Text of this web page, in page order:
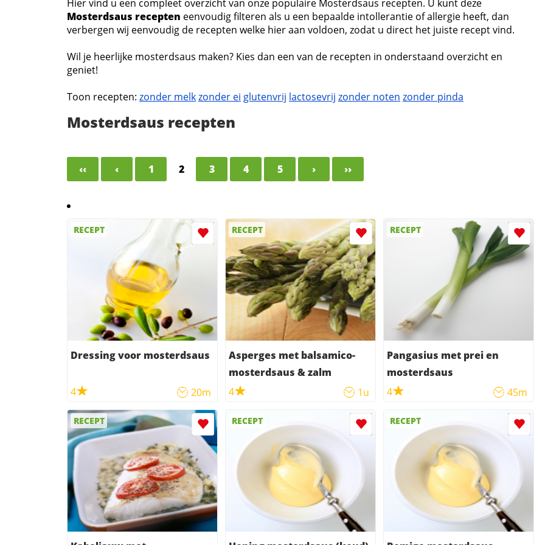
Hier vind u een compleet overzicht van onze populaire Mosterdsaus recepten. U kunt deze
Mosterdsaus recepten eenvoudig filteren als u een bepaalde intollerantie of allergie heeft, dan
verbergen wij eenvoudig de recepten welke hier aan voldoen, zodat u direct het juiste recept vind.
Wil je heerlijke mosterdsaus maken? Kies dan een van de recepten in onderstaand overzicht en
geniet!
Toon recepten: zonder melkzonder ei glutenvrij lactosevrij zonder noten zonder pinda
Mosterdsaus recepten
‹‹ ‹ 1 2 3 4 5 › ››
RECEPT
Dressing voor mosterdsaus
4 20m
RECEPT
Asperges met balsamico-
mosterdsaus & zalm
4
1u
RECEPT
Pangasius met prei en
mosterdsaus
4
45m
RECEPT RECEPT RECEPT